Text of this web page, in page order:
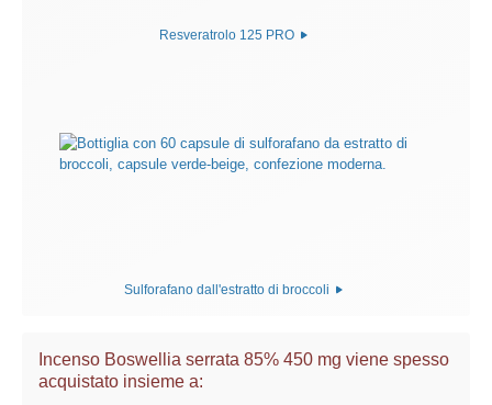
Resveratrolo 125 PRO
Sulforafano dall'estratto di broccoli
Incenso Boswellia serrata 85% 450 mg viene spesso
acquistato insieme a: